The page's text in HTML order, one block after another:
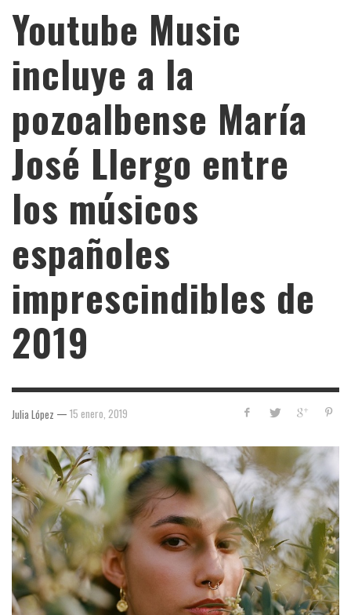
Youtube Music
incluye a la
pozoalbense María
José Llergo entre
los músicos
españoles
imprescindibles de
2019
Julia López — 15 enero, 2019